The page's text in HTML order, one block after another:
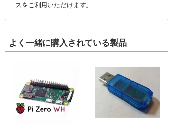
スをご利用いただけます。
よく一緒に購入されている製品